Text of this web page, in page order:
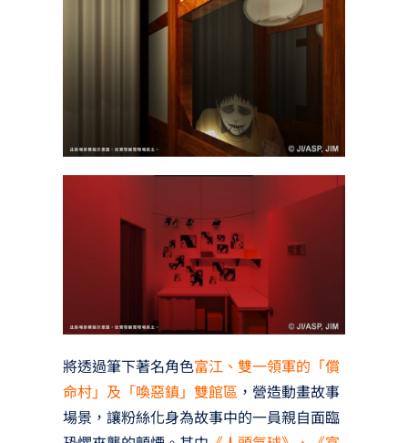
將透過筆下著名角色富江、雙一領軍的「償
命村」及「喚惡鎮」雙館區 ，營造動畫故事
場景，讓粉絲化身為故事中的一員親自面臨